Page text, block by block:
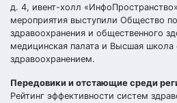
д. 4, ивент-холл
мероприятия выступили Общество
здравоохранения и общественного
медицинская палата и Высшая школа
здравоохранением.
Передовики и отстающие среди
Рейтинг эффективности систем